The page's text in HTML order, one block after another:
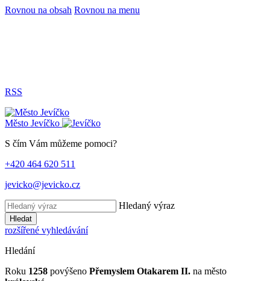
Rovnou na obsah Rovnou na menu
RSS
Město Jevíčko
S čím Vám můžeme pomoci?
+420 464 620 511
jevicko@jevicko.cz
Hledaný výraz
Hledat
rozšířené vyhledávání
Hledání
Roku 1258 povýšeno Přemyslem Otakarem II. na město